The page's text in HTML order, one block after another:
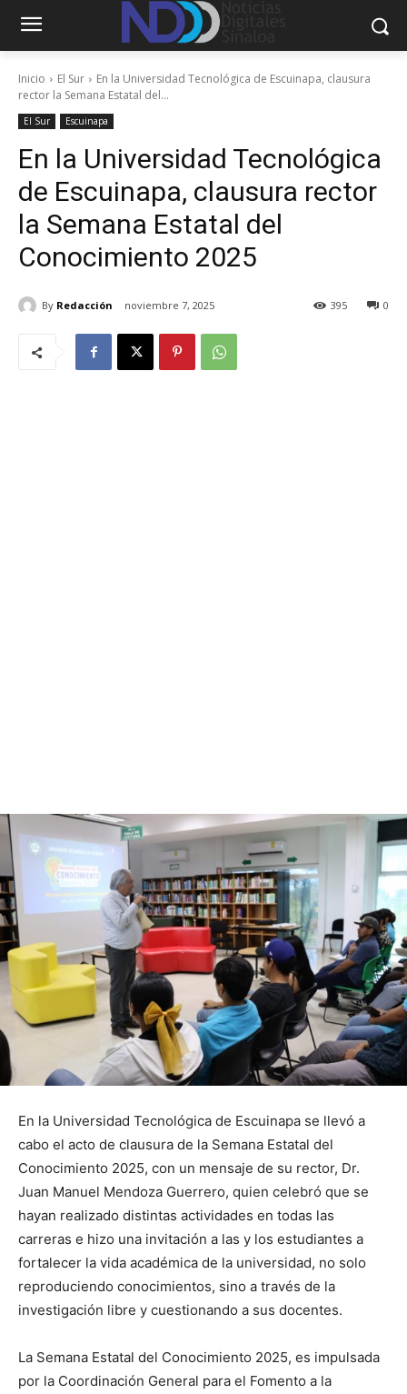
Inicio El Sur
En la Universidad Tecnológica de Escuinapa, clausura
rector la Semana Estatal del...
El Sur Escuinapa
En la Universidad Tecnológica
de Escuinapa, clausura rector
la Semana Estatal del
Conocimiento 2025
By Redacción noviembre 7, 2025 0
395
En la Universidad Tecnológica de Escuinapa se llevó a
cabo el acto de clausura de la Semana Estatal del
Conocimiento 2025, con un mensaje de su rector, Dr.
Juan Manuel Mendoza Guerrero, quien celebró que se
hayan realizado distintas actividades en todas las
carreras e hizo una invitación a las y los estudiantes a
fortalecer la vida académica de la universidad, no solo
reproduciendo conocimientos, sino a través de la
investigación libre y cuestionando a sus docentes.
La Semana Estatal del Conocimiento 2025, es impulsada
por la Coordinación General para el Fomento a la